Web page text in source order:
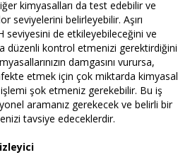
kimyasalları da test edebilir ve
seviyelerini belirleyebilir. Aşırı
seviyesini de etkileyebileceğini ve
düzenli kontrol etmenizi gerektirdiğini
damgasını vurursa,
etmek için çok miktarda kimyasal
şok etmeniz gerekebilir. Bu iş
aramanız gerekecek ve belirli bir
tavsiye edeceklerdir.